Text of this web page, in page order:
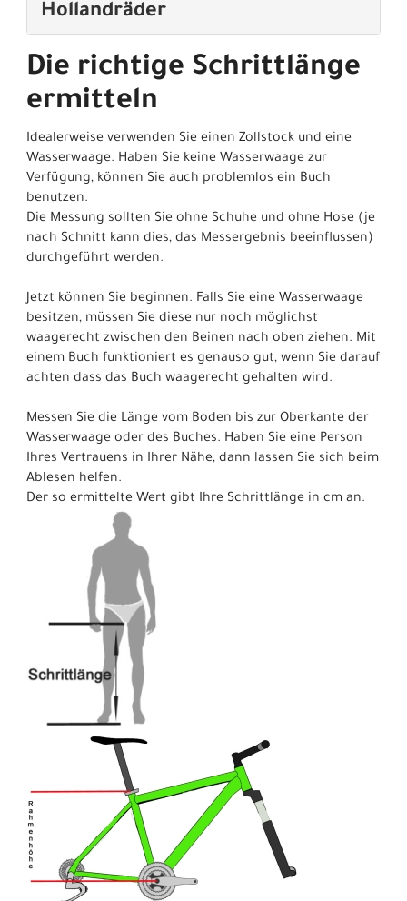
Hollandräder
Die richtige Schrittlänge
ermitteln
Idealerweise verwenden Sie einen Zollstock und eine
Wasserwaage. Haben Sie keine Wasserwaage zur
Verfügung, können Sie auch problemlos ein Buch
benutzen.
Die Messung sollten Sie ohne Schuhe und ohne Hose (je
nach Schnitt kann dies, das Messergebnis beeinflussen)
durchgeführt werden.
Jetzt können Sie beginnen. Falls Sie eine Wasserwaage
besitzen, müssen Sie diese nur noch möglichst
waagerecht zwischen den Beinen nach oben ziehen. Mit
einem Buch funktioniert es genauso gut, wenn Sie darauf
achten dass das Buch waagerecht gehalten wird.
Messen Sie die Länge vom Boden bis zur Oberkante der
Wasserwaage oder des Buches. Haben Sie eine Person
Ihres Vertrauens in Ihrer Nähe, dann lassen Sie sich beim
Ablesen helfen.
Der so ermittelte Wert gibt Ihre Schrittlänge in cm an.